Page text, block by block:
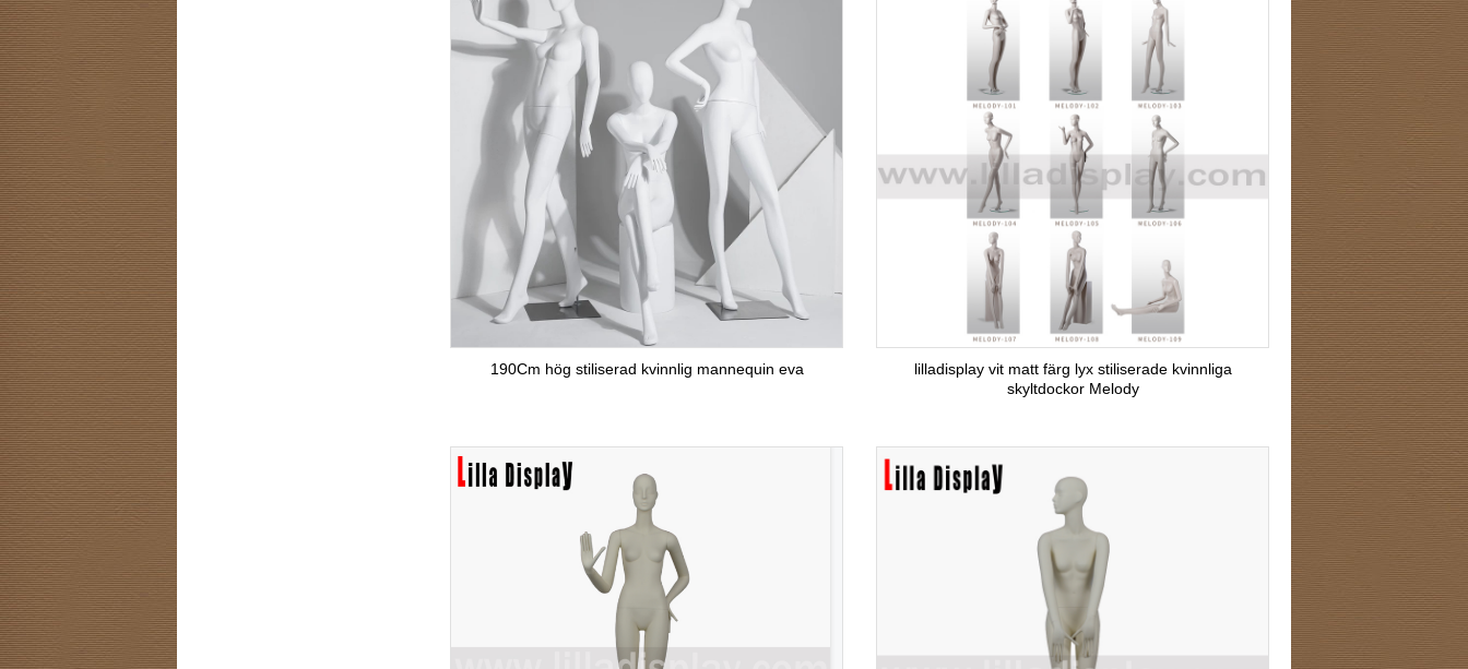
190Cm hög stiliserad kvinnlig mannequin eva
lilladisplay vit matt färg lyx stiliserade kvinnliga
skyltdockor Melody